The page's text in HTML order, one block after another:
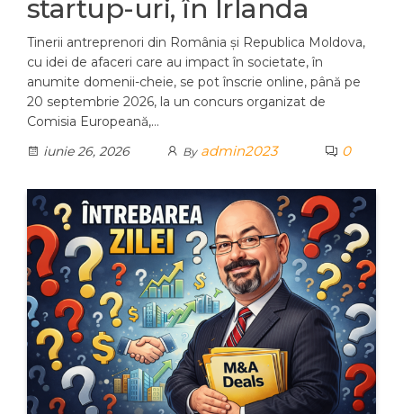
startup-uri, în Irlanda
Tinerii antreprenori din România și Republica Moldova,
cu idei de afaceri care au impact în societate, în
anumite domenii-cheie, se pot înscrie online, până pe
20 septembrie 2026, la un concurs organizat de
Comisia Europeană,…
iunie 26, 2026
By admin2023 0